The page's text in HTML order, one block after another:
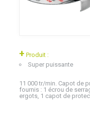
+ Produit :
Super puissante
11 000 tr/min. Capot de
fournis : 1 écrou de
ergots, 1 capot de